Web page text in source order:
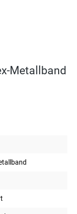
Metallband